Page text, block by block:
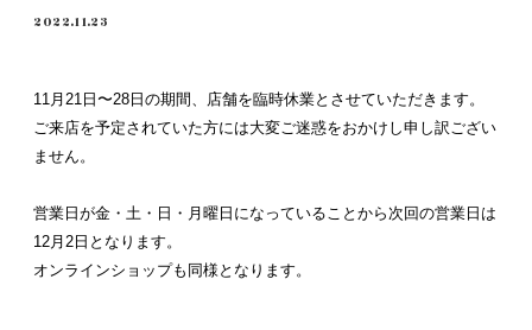
2022.11.23
11月21日〜28日の期間、店舗を臨時休業とさせていただきます。
ご来店を予定されていた方には大変ご迷惑をおかけし申し訳ござい
ません。
営業日が金・土・日・月曜日になっていることから次回の営業日は
12月2日となります。
オンラインショップも同様となります。